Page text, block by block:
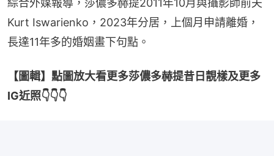
Kurt Iswarienko，2023年分居，上個月申請離婚，
長達11年多的婚姻畫下句點。
【圖輯】點圖放大看更多莎儂多赫提昔日靚樣及更多
IG近照👇👇👇